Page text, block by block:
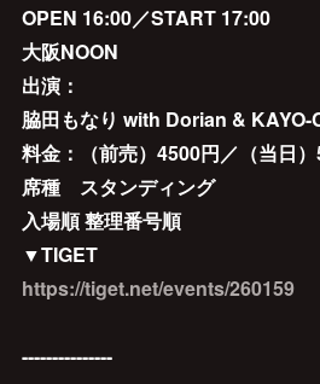
OPEN 16:00／START 17:00
大阪NOON
出演：
脇田もなり with Dorian &
料金：（前売）4500円／（当日
席種 スタンディング
入場順 整理番号順
▼TIGET
https://tiget.net/events/260159
---------------